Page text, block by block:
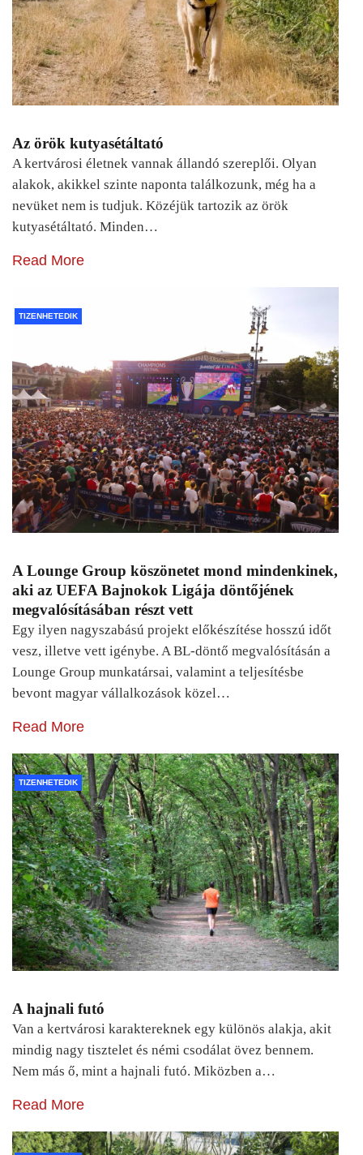
Az örök kutyasétáltató
A kertvárosi életnek vannak állandó szereplői. Olyan
alakok, akikkel szinte naponta találkozunk, még ha a
nevüket nem is tudjuk. Közéjük tartozik az örök
kutyasétáltató. Minden…
Read More
TIZENHETEDIK
A Lounge Group köszönetet mond mindenkinek,
aki az UEFA Bajnokok Ligája döntőjének
megvalósításában részt vett
Egy ilyen nagyszabású projekt előkészítése hosszú időt
vesz, illetve vett igénybe. A BL-döntő megvalósításán a
Lounge Group munkatársai, valamint a teljesítésbe
bevont magyar vállalkozások közel…
Read More
TIZENHETEDIK
A hajnali futó
Van a kertvárosi karaktereknek egy különös alakja, akit
mindig nagy tisztelet és némi csodálat övez bennem.
Nem más ő, mint a hajnali futó. Miközben a…
Read More